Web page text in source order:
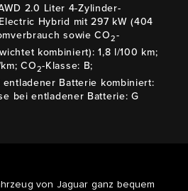
2.0 Liter 4-Zylinder-
Hybrid mit 297 kW (404
sowie CO2-
kombiniert): 1,8 l/100 km;
CO2-Klasse: B;
Batterie kombiniert:
bei entladener Batterie: G
von Jaguar ganz bequem